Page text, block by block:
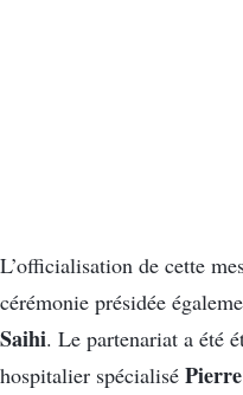
L’officialisation de cette
cérémonie présidée
Saihi. Le partenariat a été
hospitalier spécialisé